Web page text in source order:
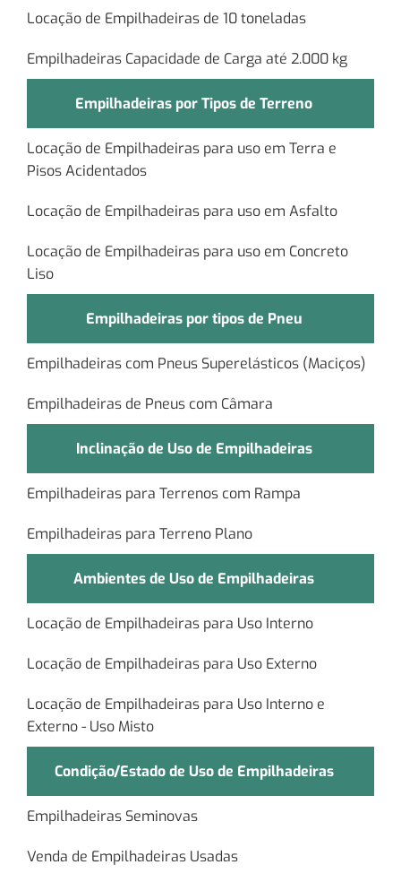
Locação de Empilhadeiras de 10 toneladas
Empilhadeiras Capacidade de Carga até 2.000 kg
Empilhadeiras por Tipos de Terreno
Locação de Empilhadeiras para uso em Terra e
Pisos Acidentados
Locação de Empilhadeiras para uso em Asfalto
Locação de Empilhadeiras para uso em Concreto
Liso
Empilhadeiras por tipos de Pneu
Empilhadeiras com Pneus Superelásticos (Maciços)
Empilhadeiras de Pneus com Câmara
Inclinação de Uso de Empilhadeiras
Empilhadeiras para Terrenos com Rampa
Empilhadeiras para Terreno Plano
Ambientes de Uso de Empilhadeiras
Locação de Empilhadeiras para Uso Interno
Locação de Empilhadeiras para Uso Externo
Locação de Empilhadeiras para Uso Interno e
Externo - Uso Misto
Condição/Estado de Uso de Empilhadeiras
Empilhadeiras Seminovas
Venda de Empilhadeiras Usadas